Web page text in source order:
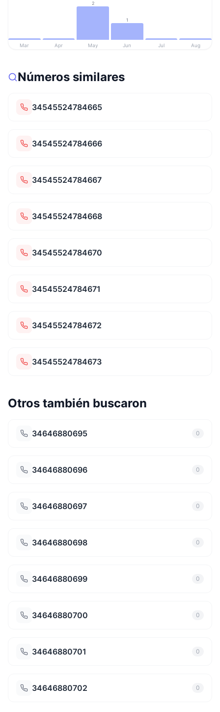
2
1
Mar Apr May Jun Jul Aug
Números similares
34545524784665
34545524784666
34545524784667
34545524784668
34545524784670
34545524784671
34545524784672
34545524784673
Otros también buscaron
34646880695 0
34646880696 0
34646880697 0
34646880698 0
34646880699 0
34646880700 0
34646880701 0
34646880702 0